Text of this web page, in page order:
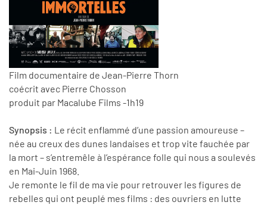
Film documentaire de Jean-Pierre Thorn
coécrit avec Pierre Chosson
produit par Macalube Films -1h19
Synopsis : Le récit enflammé d’une passion amoureuse –
née au creux des dunes landaises et trop vite fauchée par
la mort – s’entremêle à l’espérance folle qui nous a soulevés
en Mai-Juin 1968.
Je remonte le fil de ma vie pour retrouver les figures de
rebelles qui ont peuplé mes films : des ouvriers en lutte